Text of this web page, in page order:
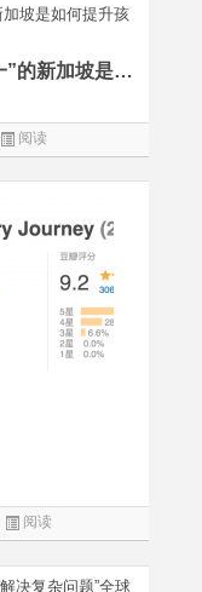
在人工智能时代，教育“全球第一”的新加坡是如何提升孩子竞争力的？
阅读
阅读